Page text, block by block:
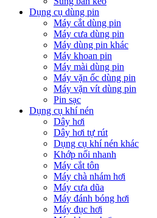
Dụng cụ dùng pin
Máy cắt dùng pin
Máy cưa dùng pin
Máy dùng pin khác
Máy khoan pin
Máy mài dùng pin
Máy vặn ốc dùng pin
Máy vặn vít dùng pin
Pin sạc
Dụng cụ khí nén
Dây hơi
Dây hơi tự rút
Dụng cụ khí nén khác
Khớp nối nhanh
Máy cắt tôn
Máy chà nhám hơi
Máy cưa dũa
Máy đánh bóng hơi
Máy đục hơi